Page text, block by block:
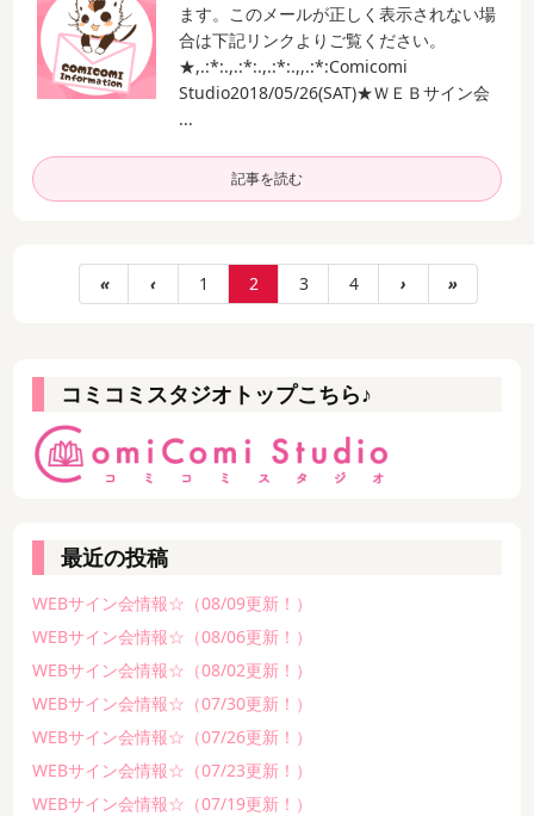
ます。
このメールが正しく表示されない場
合は下記リンクよりご覧ください。
★,.:*:.,.:*:.,.:*:.,,.:*:Comicomi
Studio2018/05/26(SAT)★ＷＥＢサイン会
...
記事を読む
« ‹ 1 2 3 4 › »
コミコミスタジオトップこちら♪
最近の投稿
WEBサイン会情報☆（08/09更新！）
WEBサイン会情報☆（08/06更新！）
WEBサイン会情報☆（08/02更新！）
WEBサイン会情報☆（07/30更新！）
WEBサイン会情報☆（07/26更新！）
WEBサイン会情報☆（07/23更新！）
WEBサイン会情報☆（07/19更新！）